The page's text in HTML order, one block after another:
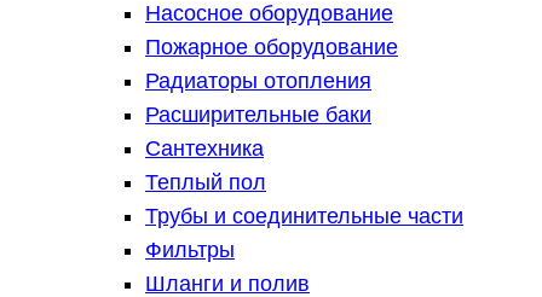
Насосное оборудование
Пожарное оборудование
Радиаторы отопления
Расширительные баки
Сантехника
Теплый пол
Трубы и соединительные части
Фильтры
Шланги и полив